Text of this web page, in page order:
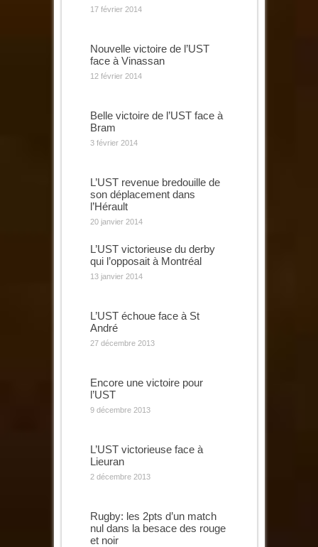
17 février 2014
Nouvelle victoire de l’UST
face à Vinassan
12 février 2014
Belle victoire de l’UST face à
Bram
3 février 2014
L’UST revenue bredouille de
son déplacement dans
l’Hérault
20 janvier 2014
L’UST victorieuse du derby
qui l’opposait à Montréal
13 janvier 2014
L’UST échoue face à St
André
27 décembre 2013
Encore une victoire pour
l’UST
9 décembre 2013
L’UST victorieuse face à
Lieuran
2 décembre 2013
Rugby: les 2pts d’un match
nul dans la besace des rouge
et noir